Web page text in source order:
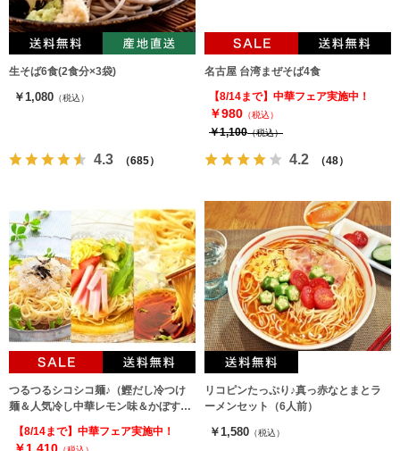
生そば6食(2食分×3袋)
￥1,080 （税込）
4.3 （685）
名古屋 台湾まぜそば4食
【8/14まで】中華フェア実施中！
￥980 （税込）
￥1,100（税込）
4.2 （48）
つるつるシコシコ麺♪（鰹だし冷つけ
麺＆人気冷し中華レモン味＆かぼす
味）詰め合せ！（3種6人前）
【8/14まで】中華フェア実施中！
リコピンたっぷり♪真っ赤なとまとラ
ーメンセット（6人前）
￥1,580 （税込）